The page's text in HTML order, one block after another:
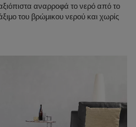
αναρροφά το νερό από το
του βρώμικου νερού και χωρίς